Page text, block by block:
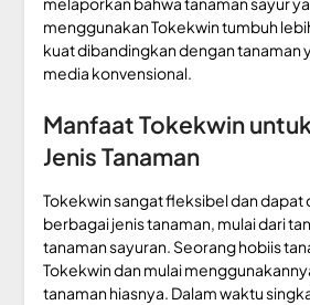
menggunakan Tokekwin tumbuh
kuat dibandingkan dengan tanaman
media konvensional.
Manfaat Tokekwin
Jenis Tanaman
Tokekwin sangat fleksibel dan dapat
berbagai jenis tanaman, mulai dari
tanaman sayuran. Seorang hobiis
Tokekwin dan mulai
tanaman hiasnya. Dalam waktu